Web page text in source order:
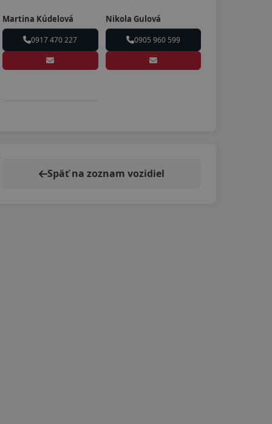
Martina Kúdelová
0917 470 227
Nikola Gulová
0905 960 599
Späť na zoznam vozidiel